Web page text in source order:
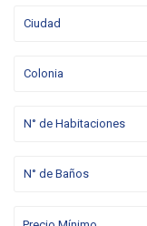
Ciudad
Colonia
N° de Habitaciones
N° de Baños